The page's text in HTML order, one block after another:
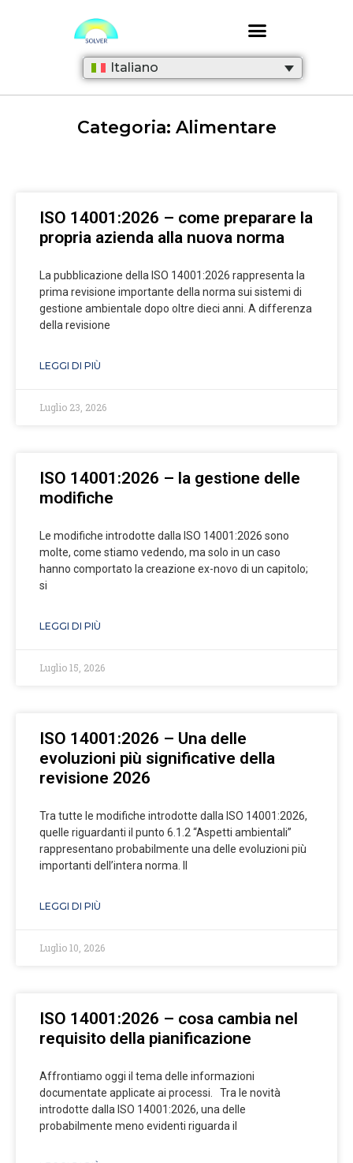
Italiano
Categoria: Alimentare
ISO 14001:2026 – come preparare la
propria azienda alla nuova norma
La pubblicazione della ISO 14001:2026 rappresenta la
prima revisione importante della norma sui sistemi di
gestione ambientale dopo oltre dieci anni. A differenza
della revisione
LEGGI DI PIÙ
Luglio 23, 2026
ISO 14001:2026 – la gestione delle
modifiche
Le modifiche introdotte dalla ISO 14001:2026 sono
molte, come stiamo vedendo, ma solo in un caso
hanno comportato la creazione ex-novo di un capitolo;
si
LEGGI DI PIÙ
Luglio 15, 2026
ISO 14001:2026 – Una delle
evoluzioni più significative della
revisione 2026
Tra tutte le modifiche introdotte dalla ISO 14001:2026,
quelle riguardanti il punto 6.1.2 “Aspetti ambientali”
rappresentano probabilmente una delle evoluzioni più
importanti dell’intera norma. Il
LEGGI DI PIÙ
Luglio 10, 2026
ISO 14001:2026 – cosa cambia nel
requisito della pianificazione
Affrontiamo oggi il tema delle informazioni
documentate applicate ai processi. Tra le novità
introdotte dalla ISO 14001:2026, una delle
probabilmente meno evidenti riguarda il